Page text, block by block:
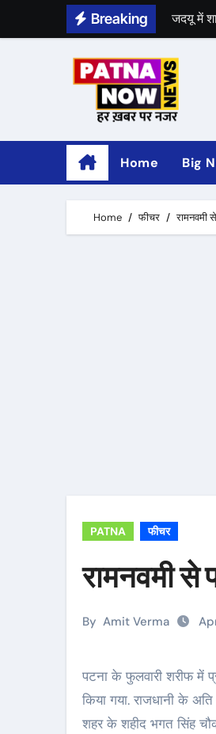
Breaking
श्याम
Home Big
Home फीचर रामनवमी
PATNA फीचर
रामनवमी से
By Amit Verma
पटना के फुलवारी शरीफ में प्रशिक्षु IPS योगेंद्र कुमार के नेतृत्व में रामनवमी को लेकर क्विक मोबाइल के दस्ते के साथ फ्लैग मार्च
किया गया. राजधानी के
शहर के शहीद भगत सिंह